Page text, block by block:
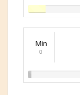
Min
0